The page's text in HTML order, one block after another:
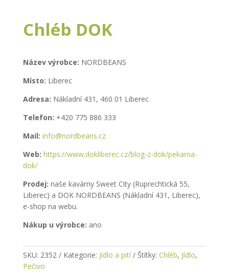
Chléb DOK
Název výrobce: NORDBEANS
Místo: Liberec
Adresa: Nákladní 431, 460 01 Liberec
Telefon: +420 775 886 333
Mail: info@nordbeans.cz
Web: https://www.dokliberec.cz/blog-z-dok/pekarna-
dok/
Prodej: naše kavárny Sweet City (Ruprechtická 55,
Liberec) a DOK NORDBEANS (Nákladní 431, Liberec),
e-shop na webu.
Nákup u výrobce: ano
SKU: 2352 Kategorie: Jídlo a pití Štítky: Chléb, Jídlo,
Pečivo